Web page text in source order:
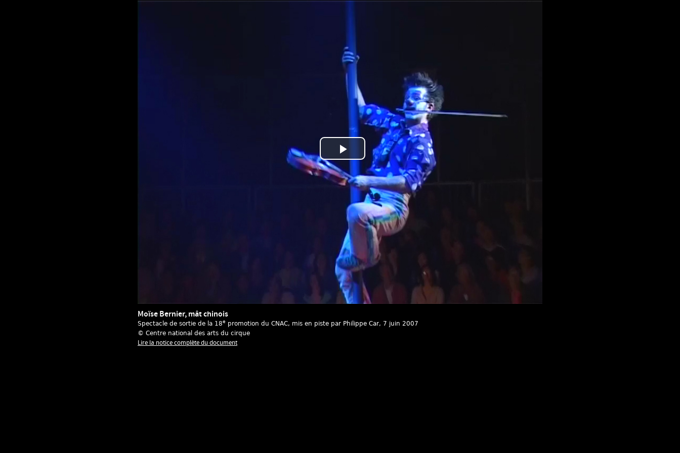
Play
Video
Moïse Bernier, mât chinois
Spectacle de sortie de la 18e promotion du CNAC, mis en piste par Philippe Car, 7 juin 2007
© Centre national des arts du cirque
Lire la notice complète du document